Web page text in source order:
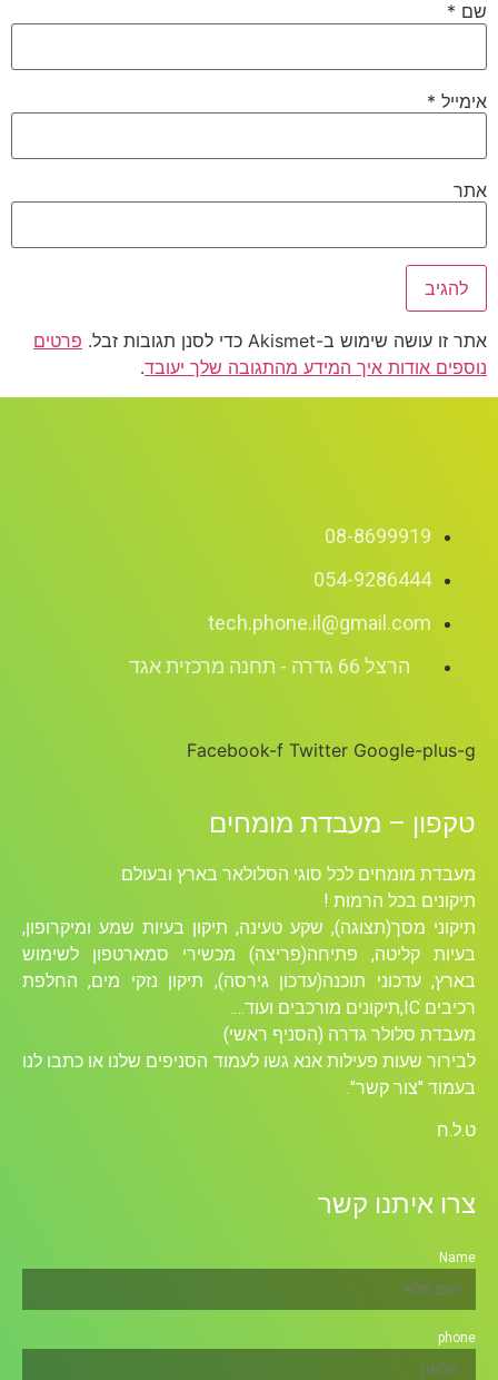
שם *
אימייל *
אתר
אתר זו עושה שימוש ב-Akismet כדי לסנן תגובות זבל.
פרטים
נוספים אודות איך המידע מהתגובה שלך יעובד.
08-8699919
054-9286444
tech.phone.il@gmail.com
הרצל 66 גדרה - תחנה מרכזית אגד
Facebook-f Twitter Google-plus-g
טקפון – מעבדת מומחים
מעבדת מומחים לכל סוגי הסלולאר בארץ ובעולם
תיקונים בכל הרמות !
תיקוני מסך(תצוגה), שקע טעינה, תיקון בעיות שמע ומיקרופון,
בעיות קליטה, פתיחה(פריצה) מכשירי סמארטפון לשימוש
בארץ, עדכוני תוכנה(עדכון גירסה), תיקון נזקי מים, החלפת
רכיבים ICׁ,תיקונים מורכבים ועוד….
מעבדת סלולר גדרה (הסניף ראשי)
לבירור שעות פעילות אנא גשו לעמוד הסניפים שלנו או כתבו לנו
בעמוד "צור קשר".
ט.ל.ח
צרו איתנו קשר
Name
phone